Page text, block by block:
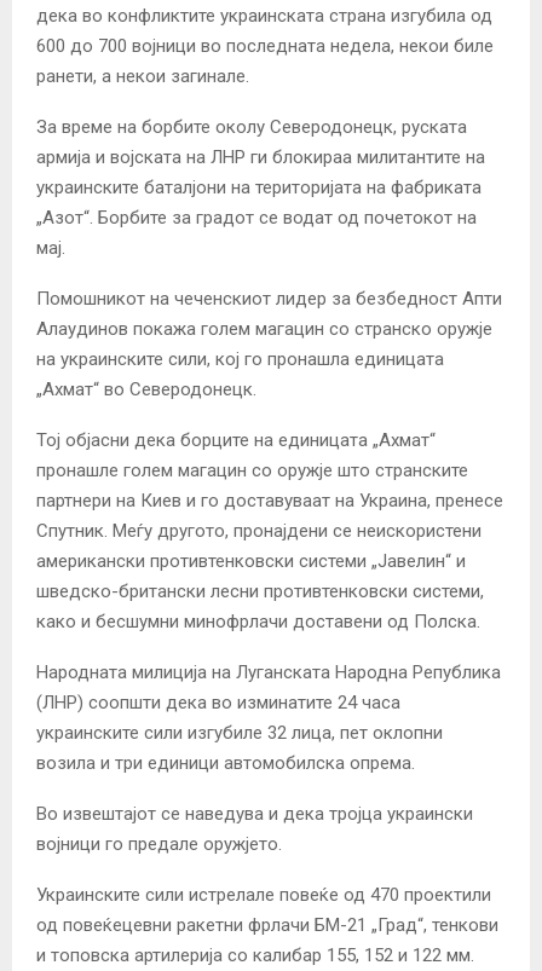
дека во конфликтите украинската страна изгубила од
600 до 700 војници во последната недела, некои биле
ранети, а некои загинале.
За време на борбите околу Северодонецк, руската
армија и војската на ЛНР ги блокираа милитантите на
украинските баталјони на територијата на фабриката
„Азот“. Борбите за градот се водат од почетокот на
мај.
Помошникот на чеченскиот лидер за безбедност Апти
Алаудинов покажа голем магацин со странско оружје
на украинските сили, кој го пронашла единицата
„Ахмат“ во Северодонецк.
Тој објасни дека борците на единицата „Ахмат“
пронашле голем магацин со оружје што странските
партнери на Киев и го доставуваат на Украина, пренесе
Спутник. Меѓу другото, пронајдени се неискористени
американски противтенковски системи „Јавелин“ и
шведско-британски лесни противтенковски системи,
како и бесшумни минофрлачи доставени од Полска.
Народната милиција на Луганската Народна Република
(ЛНР) соопшти дека во изминатите 24 часа
украинските сили изгубиле 32 лица, пет оклопни
возила и три единици автомобилска опрема.
Во извештајот се наведува и дека тројца украински
војници го предале оружјето.
Украинските сили истрелале повеќе од 470 проектили
од повеќецевни ракетни фрлачи БМ-21 „Град“, тенкови
и топовска артилерија со калибар 155, 152 и 122 мм.